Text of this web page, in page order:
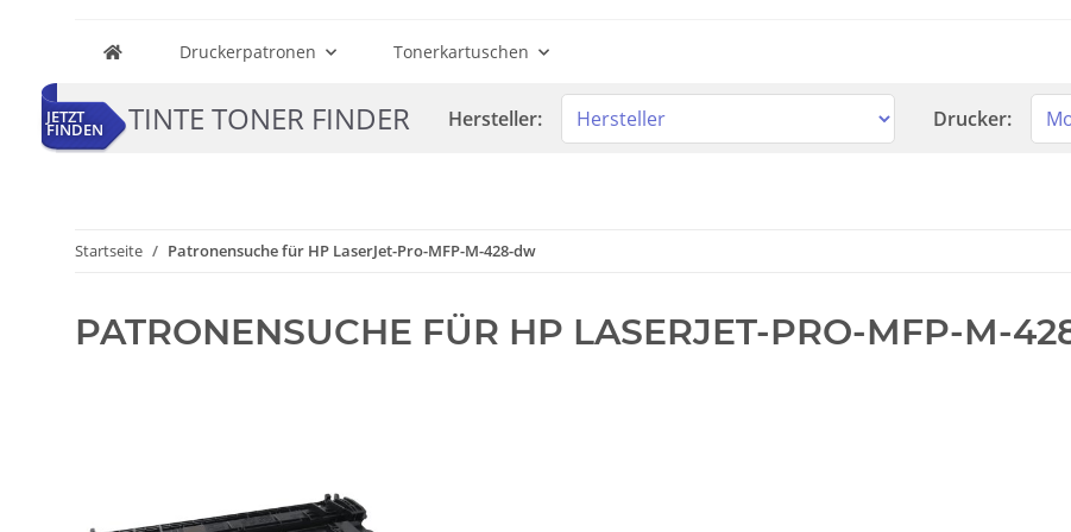
Druckerpatronen Tonerkartuschen
JETZT
FINDEN TINTE TONER FINDER Hersteller: Drucker:
Startseite Patronensuche für HP LaserJet-Pro-MFP-M-428-dw
PATRONENSUCHE FÜR HP LASERJET-PRO-MFP-M-